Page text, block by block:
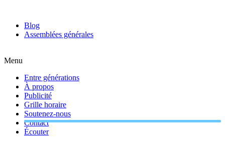
Blog
Assemblées générales
Menu
Entre générations
À propos
Publicité
Grille horaire
Soutenez-nous
Contact
Écouter